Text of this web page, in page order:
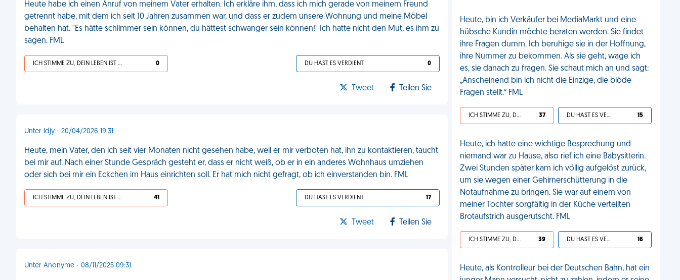
Heute habe ich einen Anruf von meinem Vater erhalten. Ich erkläre ihm, dass ich mich gerade von meinem Freund
getrennt habe, mit dem ich seit 10 Jahren zusammen war, und dass er zudem unsere Wohnung und meine Möbel
behalten hat. "Es hätte schlimmer sein können, du hättest schwanger sein können!" Ich hatte nicht den Mut, es ihm zu
sagen. FML
ICH STIMME ZU, DEIN LEBEN IST SCHEISSE 0 DU HAST ES VERDIENT 0
Tweet Teilen Sie
Unter Idjy - 20/04/2026 19:31
Heute, mein Vater, den ich seit vier Monaten nicht gesehen habe, weil er mir verboten hat, ihn zu kontaktieren, taucht
bei mir auf. Nach einer Stunde Gespräch gesteht er, dass er nicht weiß, ob er in ein anderes Wohnhaus umziehen
oder sich bei mir ein Eckchen im Haus einrichten soll. Er hat mich nicht gefragt, ob ich einverstanden bin. FML
ICH STIMME ZU, DEIN LEBEN IST SCHEISSE 41 DU HAST ES VERDIENT 17
Tweet Teilen Sie
Unter Anonyme - 08/11/2025 09:31
Heute, bin ich Verkäufer bei MediaMarkt und eine
hübsche Kundin möchte beraten werden. Sie findet
ihre Fragen dumm. Ich beruhige sie in der Hoffnung,
ihre Nummer zu bekommen. Als sie geht, wage ich
es, sie danach zu fragen. Sie schaut mich an und sagt:
„Anscheinend bin ich nicht die Einzige, die blöde
Fragen stellt.“ FML
ICH STIMME ZU, DEIN LEBEN IST SCHEISSE 37 DU HAST ES VERDIENT 15
Heute, ich hatte eine wichtige Besprechung und
niemand war zu Hause, also rief ich eine Babysitterin.
Zwei Stunden später kam ich völlig aufgelöst zurück,
um sie wegen einer Gehirnerschütterung in die
Notaufnahme zu bringen. Sie war auf einem von
meiner Tochter sorgfältig in der Küche verteilten
Brotaufstrich ausgerutscht. FML
ICH STIMME ZU, DEIN LEBEN IST SCHEISSE 39 DU HAST ES VERDIENT 16
Heute, als Kontrolleur bei der Deutschen Bahn, hat ein